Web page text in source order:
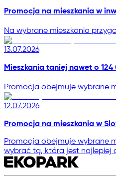
Promocja na mieszkania w
Na wybrane mieszkania
13.07.2026
Mieszkania taniej nawet o
Promocja obejmuje wybrane
12.07.2026
Promocja na mieszkania w
Promocja obejmuje wybrane
wybrać tą, która jest najlepiej